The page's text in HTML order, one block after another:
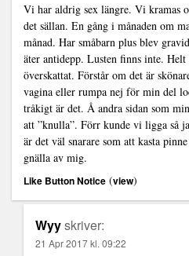
Vi har aldrig sex längre. Vi kramas
det sällan. En gång i månaden om
månad. Har småbarn plus blev
äter antidepp. Lusten finns inte.
överskattat. Förstår om det är
vagina eller rumpa nej för min del
tråkigt är det. Å andra sidan som
att ”knulla”. Förr kunde vi ligga så
är det väl snarare som att kasta
gnälla av mig.
Like Button Notice (view)
Wyyskriver:
21 Apr 2017 kl. 09:22